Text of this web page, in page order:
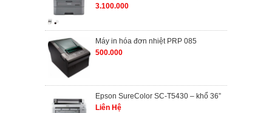
3.100.000
Máy in hóa đơn nhiệt PRP 085
500.000
Epson SureColor SC-T5430 – khổ 36”
Liên Hệ